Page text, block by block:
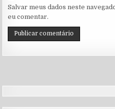
Salvar meus dados neste
eu comentar.